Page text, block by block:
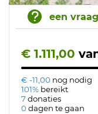
een
€ 1.111,00
€ -11,00 nog nodig
101% bereikt
7donaties
0dagen te gaan